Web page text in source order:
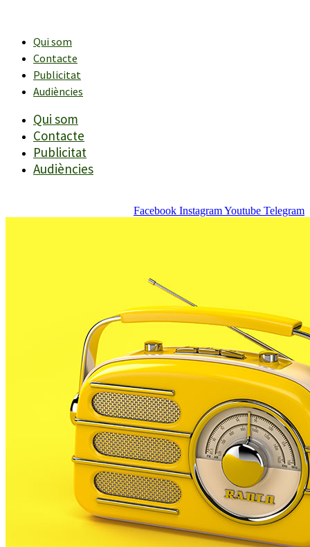
contingutQui som
Contacte
Publicitat
Audiències
Qui som
Contacte
Publicitat
Audiències
Facebook InstagramYoutube Telegram